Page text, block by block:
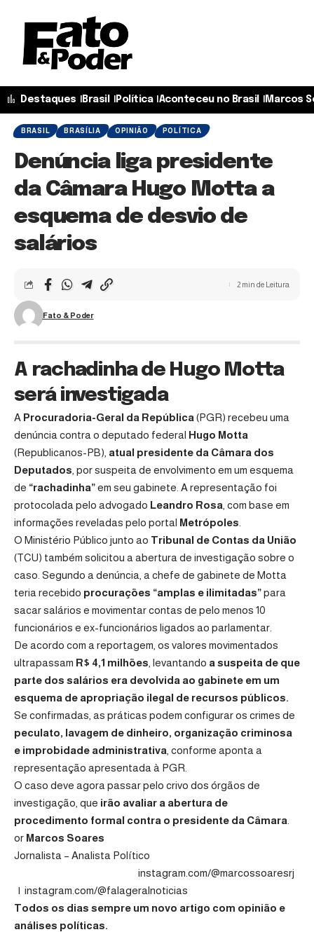
Destaques Brasil Política Aconteceu no Brasil Marcos
BRASIL BRASÍLIA OPINIÃO POLÍTICA
Denúncia liga presidente
da Câmara Hugo Motta a
esquema de desvio de
salários
Fato & Poder
2 min de Leitura
A rachadinha de Hugo Motta
será investigada
A Procuradoria-Geral da República (PGR) recebeu uma
denúncia contra o deputado federal Hugo Motta
(Republicanos-PB), atual presidente da Câmara dos
Deputados , por suspeita de envolvimento em um esquema
de “rachadinha”em seu gabinete. A representação foi
protocolada pelo advogado Leandro Rosa , com base em
informações reveladas pelo portal Metrópoles
O Ministério Público junto ao Tribunal de Contas da União
(TCU) também solicitou a abertura de investigação sobre o
caso. Segundo a denúncia, a chefe de gabinete de Motta
teria recebido procurações “amplas e ilimitadas”para
sacar salários e movimentar contas de pelo menos 10
funcionários e ex-funcionários ligados ao parlamentar.
De acordo com a reportagem, os valores movimentados
ultrapassam R$ 4,1 milhões , levantando a suspeita de que
parte dos salários era devolvida ao gabinete em um
esquema de apropriação ilegal de recursos públicos.
Se confirmadas, as práticas podem configurar os crimes de
peculato, lavagem de dinheiro, organização criminosa
e improbidade administrativa , conforme aponta a
representação apresentada à PGR.
O caso deve agora passar pelo crivo dos órgãos de
investigação, que irão avaliar a abertura de
procedimento formal contra o presidente da Câmara
or Marcos Soares
Jornalista – Analista Político
instagram.com/@marcossoaresrj
| instagram.com/@falageralnoticias
Todos os dias sempre um novo artigo com opinião e
análises políticas.